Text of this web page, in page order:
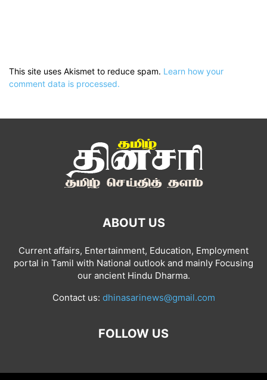
This site uses Akismet to reduce spam. Learn how your
comment data is processed.
ABOUT US
Current affairs, Entertainment, Education, Employment
portal in Tamil with National outlook and mainly Focusing
our ancient Hindu Dharma.
Contact us: dhinasarinews@gmail.com
FOLLOW US